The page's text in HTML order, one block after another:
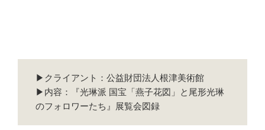
▶クライアント：公益財団法人根津美術館
▶内容：『光琳派 国宝「燕子花図」と尾形光琳
のフォロワーたち』展覧会図録